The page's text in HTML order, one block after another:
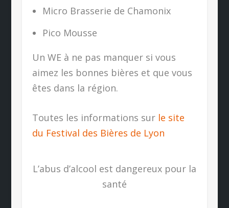
Micro Brasserie de Chamonix
Pico Mousse
Un WE à ne pas manquer si vous
aimez les bonnes bières et que vous
êtes dans la région.
Toutes les informations sur le site
du Festival des Bières de Lyon
L’abus d’alcool est dangereux pour la
santé